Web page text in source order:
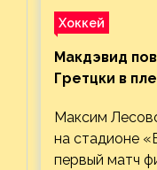
Хоккей
Макдэвид
Гретцки в
Максим
на стадионе
первый матч